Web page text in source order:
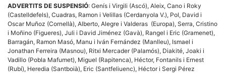
ADVERTITS DE SUSPENSIÓ: Genís i Virgili (Ascó), Aleix, Cano i Roky
(Castelldefels), Cuadras, Ramon i Velillas (Cerdanyola V.), Pol, David i
Oscar Muñoz (Cornellà), Alberto, Alegre i Valderas (Europa), Serra, Cristino
i Moñino (Figueres), Juli i David Jiménez (Gavà), Rangel i Eric (Gramenet),
Barragán, Ramon Masó, Manu i Iván Fernández (Manlleu), Ismael i
Jonathan Ferreira (Masnou), Ritxi Mercader (Palamós), Diakité, Joaki i
Vadillo (Pobla Mafumet), Miguel (Rapitenca), Héctor, Fontanils i Ernest
(Rubí), Heredia (Santboià), Eric (Santfeliuenc), Héctor i Sergi Pérez